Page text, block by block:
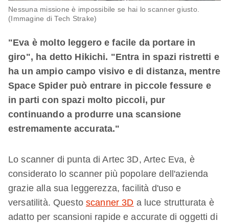
Nessuna missione è impossibile se hai lo scanner giusto.
(Immagine di Tech Strake)
"Eva è molto leggero e facile da portare in
giro", ha detto Hikichi. "Entra in spazi ristretti e
ha un ampio campo visivo e di distanza, mentre
Space Spider può entrare in piccole fessure e
in parti con spazi molto piccoli, pur
continuando a produrre una scansione
estremamente accurata."
Lo scanner di punta di Artec 3D, Artec Eva, è
considerato lo scanner più popolare dell'azienda
grazie alla sua leggerezza, facilità d'uso e
versatilità. Questo scanner 3D a luce strutturata è
adatto per scansioni rapide e accurate di oggetti di